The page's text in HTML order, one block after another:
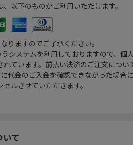
以下のものがご利用いただけます。
りますのでご了承ください。
システムを利用しておりますので、個
れています。前払い決済のご注文につい
代金のご入金を確認できなかった場合に
ルさせていただきます。
いて